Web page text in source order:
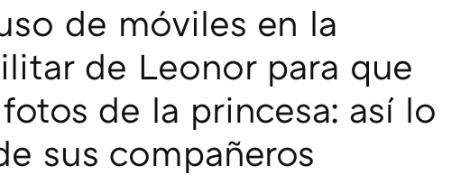
de móviles en la
de Leonor para que
de la princesa: así lo
sus compañeros